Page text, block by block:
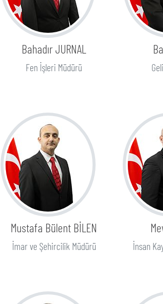
Bahadır JURNAL
Fen İşleri Müdürü
Mustafa Bülent BİLEN
İmar ve Şehircilik Müdürü
İnsan